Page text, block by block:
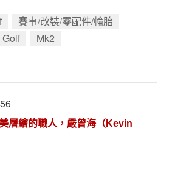
賽事/改裝/零配件/輪胎
Golf
Mk2
層繪的職人，嚴曾海（Kevin